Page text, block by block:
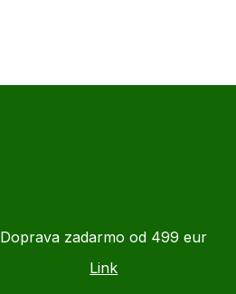
Doprava zadarmo od 499 eur
Link